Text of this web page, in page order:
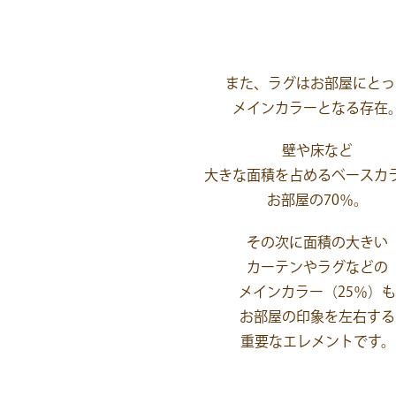
また、ラグはお部屋にと
メインカラーとなる存在。
壁や床など
大きな面積を占めるベースカ
お部屋の70％。
その次に面積の大きい
カーテンやラグなどの
メインカラー（25％）も
お部屋の印象を左右する
重要なエレメントです。